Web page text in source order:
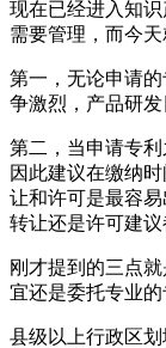
现在已经进入知
需要管理，而今
第一，无论申请
争激烈，产品研
第二，当申请专
因此建议在缴纳
让和许可是最容
转让还是许可建
刚才提到的三点
宜还是委托专业的
县级以上行政区